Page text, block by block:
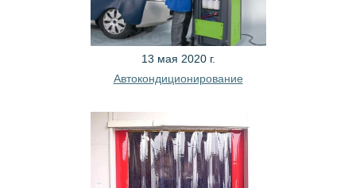
13 мая 2020 г.
Автокондиционирование